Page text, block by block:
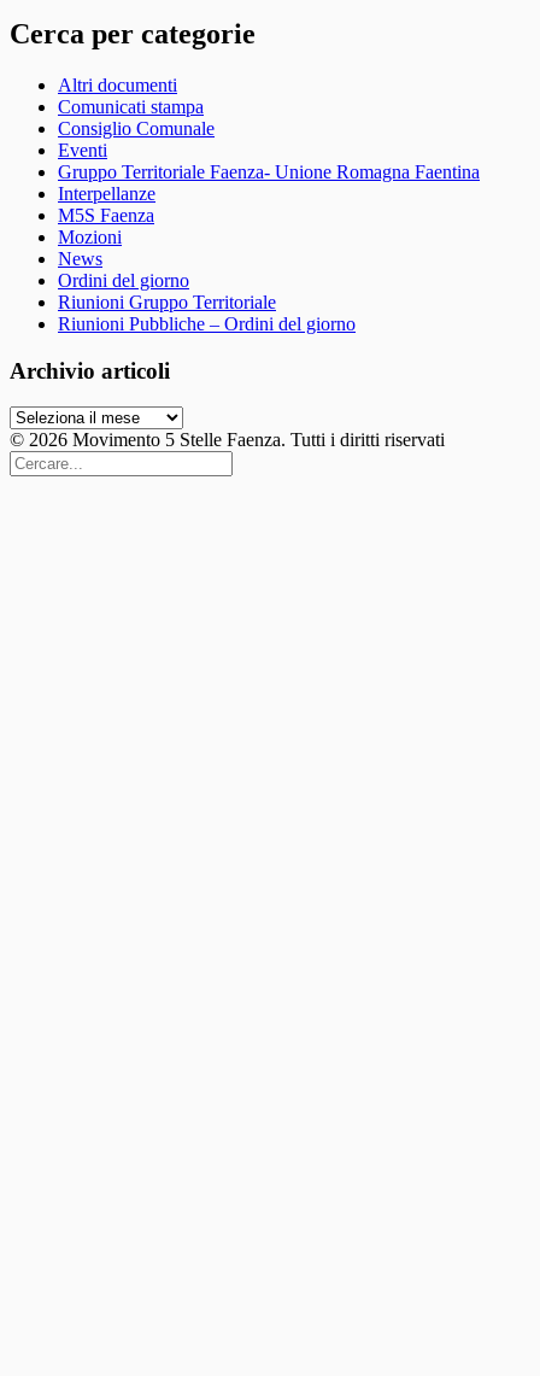
Cerca per categorie
Altri documenti
Comunicati stampa
Consiglio Comunale
Eventi
Gruppo Territoriale Faenza- Unione Romagna Faentina
Interpellanze
M5S Faenza
Mozioni
News
Ordini del giorno
Riunioni Gruppo Territoriale
Riunioni Pubbliche – Ordini del giorno
Archivio articoli
Archivio
articoli
© 2026 Movimento 5 Stelle Faenza. Tutti i diritti riservati